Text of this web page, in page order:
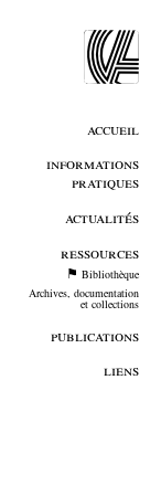
accueil
informations
pratiques
actualités
ressources
Bibliothèque
Archives, documentation
et collections
publications
liens